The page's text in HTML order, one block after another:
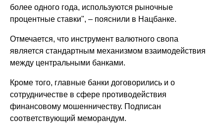
более одного года, используются рыночные
процентные ставки", – пояснили в Нацбанке.
Отмечается, что инструмент валютного свопа
является стандартным механизмом взаимодействия
между центральными банками.
Кроме того, главные банки договорились и о
сотрудничестве в сфере противодействия
финансовому мошенничеству. Подписан
соответствующий меморандум.